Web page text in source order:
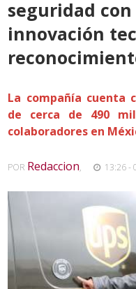
seguridad
innovación
La compañía cuenta
de cerca de 490
colaboradores en
POR Redaccion, 13:26 -